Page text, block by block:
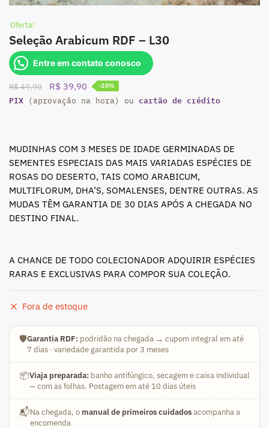
Oferta!
Seleção Arabicum RDF – L30
Entre em contato conosco
R$49,90
O
preço
R$ 39,90 O
preço
-20%
PIX (aprovação na hora) ou cartão de crédito
MUDINHAS COM 3 MESES DE IDADE GERMINADAS DE
SEMENTES ESPECIAIS DAS MAIS VARIADAS ESPÉCIES DE
ROSAS DO DESERTO, TAIS COMO ARABICUM,
MULTIFLORUM, DHA’S, SOMALENSES, DENTRE OUTRAS. AS
MUDAS TÊM GARANTIA DE 30 DIAS APÓS A CHEGADA NO
DESTINO FINAL.
A CHANCE DE TODO COLECIONADOR ADQUIRIR ESPÉCIES
RARAS E EXCLUSIVAS PARA COMPOR SUA COLEÇÃO.
Fora de estoque
🛡️Garantia RDF: podridão na chegada → cupom integral em até
7 dias · variedade garantida por 3 meses
📦Viaja preparada: banho antifúngico, secagem e caixa individual
— com as folhas. Postagem em até 10 dias úteis
📬Na chegada, o manual de primeiros cuidadosacompanha a
encomenda